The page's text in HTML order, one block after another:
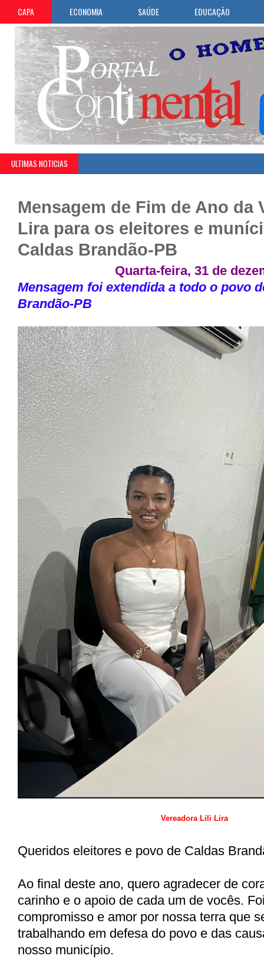
CAPA ECONOMIA SAÚDE EDUCAÇÃO
ULTIMAS NOTICIAS
Mensagem de Fim de Ano da
Lira para os eleitores e
Caldas Brandão-PB
Quarta-feira, 31 de
Mensagem foi extendida a todo o povo
Brandão-PB
Vereadora Lili Lira
Queridos eleitores e povo de Caldas
Ao final deste ano, quero agradecer de
carinho e o apoio de cada um de vocês.
compromisso e amor por nossa terra que
trabalhando em defesa do povo e das
nosso município.